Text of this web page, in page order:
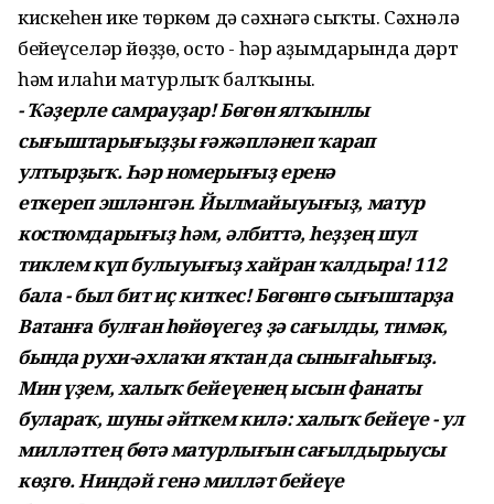
кискеһен ике төркөм дә сәхнәгә сыҡты. Сәхнәлә
бейеүселәр йөҙҙө, осто - һәр аҙымдарында дәрт
һәм илаһи матурлыҡ балҡыны.
- Ҡәҙерле самрауҙар! Бөгөн ялҡынлы
сығыштарығыҙҙы ғәжәпләнеп ҡарап
ултырҙыҡ. Һәр номерығыҙ еренә
еткереп эшләнгән. Йылмайыуығыҙ, матур
костюмдарығыҙ һәм, әлбиттә, һеҙҙең шул
тиклем күп булыуығыҙ хайран ҡалдыра! 112
бала - был бит иҫ киткес! Бөгөнгө сығыштарҙа
Ватанға булған һөйөүегеҙ ҙә сағылды, тимәк,
бында рухи-әхлаҡи яҡтан да сынығаһығыҙ.
Мин үҙем, халыҡ бейеүенең ысын фанаты
булараҡ, шуны әйткем килә: халыҡ бейеүе - ул
милләттең бөтә матурлығын сағылдырыусы
көҙгө. Ниндәй генә милләт бейеүе